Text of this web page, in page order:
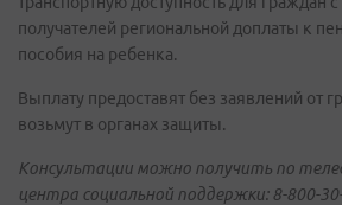
получателей региональной доплаты к
пособия на ребенка.
Выплату предоставят без заявлений от
возьмут в органах защиты.
Консультации можно получить по
центра социальной поддержки: 8-800-